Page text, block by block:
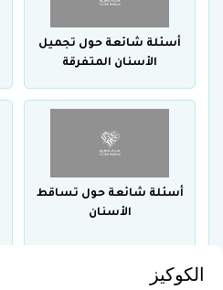
أسئلة شائعة حول تجميل
الأسنان المتفرقة
أسئلة شائعة حول تساقط
الأسنان
الكوكيز